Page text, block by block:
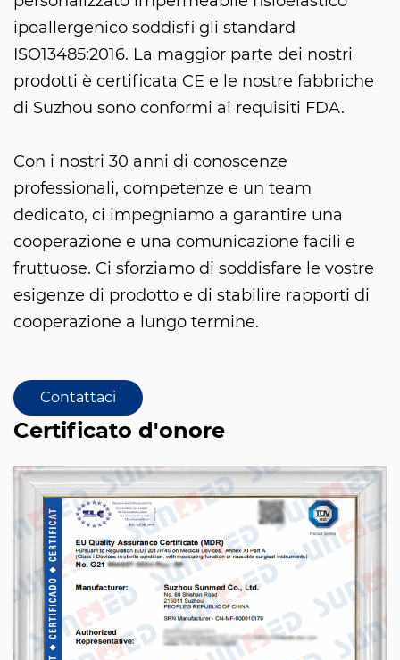
ipoallergenico soddisfi gli standard
ISO13485:2016. La maggior parte dei nostri
prodotti è certificata CE e le nostre fabbriche
di Suzhou sono conformi ai requisiti FDA.
Con i nostri 30 anni di conoscenze
professionali, competenze e un team
dedicato, ci impegniamo a garantire una
cooperazione e una comunicazione facili e
fruttuose. Ci sforziamo di soddisfare le vostre
esigenze di prodotto e di stabilire rapporti di
cooperazione a lungo termine.
Contattaci
Certificato d'onore